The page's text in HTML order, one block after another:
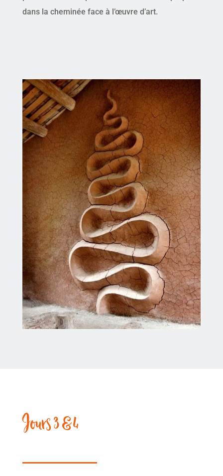
dans la cheminée face à l’œuvre d’art.
Jours 3 & 4